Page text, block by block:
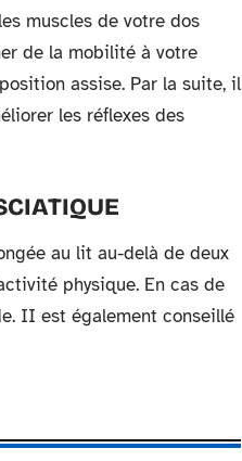
muscles de votre dos
de la mobilité à votre
assise. Par la suite, il
les réflexes des
au lit au-delà de deux
physique. En cas de
II est également conseillé